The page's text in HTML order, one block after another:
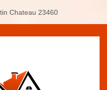
Chateau 23460